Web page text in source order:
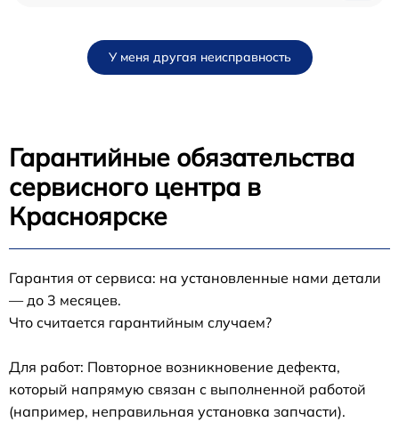
У меня другая неисправность
Гарантийные обязательства
сервисного центра в
Красноярске
Гарантия от сервиса: на установленные нами детали
— до 3 месяцев.
Что считается гарантийным случаем?
Для работ: Повторное возникновение дефекта,
который напрямую связан с выполненной работой
(например, неправильная установка запчасти).